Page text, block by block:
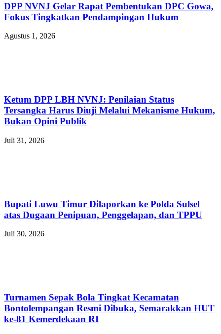
DPP NVNJ Gelar Rapat Pembentukan DPC Gowa,
Fokus Tingkatkan Pendampingan Hukum
Agustus 1, 2026
Ketum DPP LBH NVNJ: Penilaian Status
Tersangka Harus Diuji Melalui Mekanisme Hukum,
Bukan Opini Publik
Juli 31, 2026
Bupati Luwu Timur Dilaporkan ke Polda Sulsel
atas Dugaan Penipuan, Penggelapan, dan TPPU
Juli 30, 2026
Turnamen Sepak Bola Tingkat Kecamatan
Bontolempangan Resmi Dibuka, Semarakkan HUT
ke-81 Kemerdekaan RI